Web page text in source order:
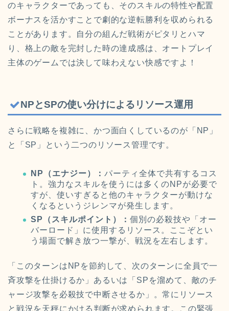
のキャラクターであっても、そのスキルの特性や配置
ボーナスを活かすことで劇的な逆転勝利を収められる
ことがあります。自分の組んだ戦術がピタリとハマ
り、格上の敵を完封した時の達成感は、オートプレイ
主体のゲームでは決して味わえない快感ですよ！
NPとSPの使い分けによるリソース運用
さらに戦略を複雑に、かつ面白くしているのが「NP」
と「SP」という二つのリソース管理です。
NP（エナジー）： パーティ全体で共有するコス
ト。強力なスキルを使うには多くのNPが必要で
すが、使いすぎると他のキャラクターが動けな
くなるというジレンマが発生します。
SP（スキルポイント）： 個別の必殺技や「オー
バーロード」に使用するリソース。ここぞとい
う場面で解き放つ一撃が、戦況を左右します。
「このターンはNPを節約して、次のターンに全員で一
斉攻撃を仕掛けるか」あるいは「SPを溜めて、敵のチ
ャージ攻撃を必殺技で中断させるか」。常にリソース
と戦況を天秤にかける判断が求められます。この緊張